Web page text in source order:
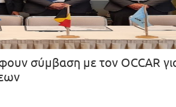
σύμβαση με τον OCCAR